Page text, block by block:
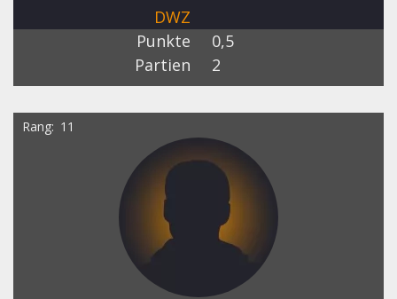
DWZ
Punkte
0,5
Partien
2
Rang 11